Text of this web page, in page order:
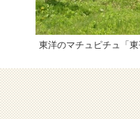
東洋のマチュピチュ「東